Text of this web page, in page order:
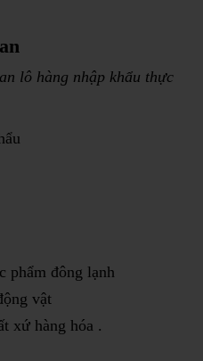
lô hàng nhập khẩu thực
phẩm đông lạnh
vật
xứ hàng hóa .